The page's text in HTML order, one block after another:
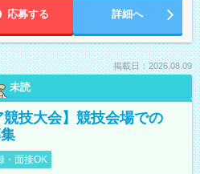
応募する 詳細へ
掲載日：2026.08.09
未読
技大会】競技会場での
・面接OK